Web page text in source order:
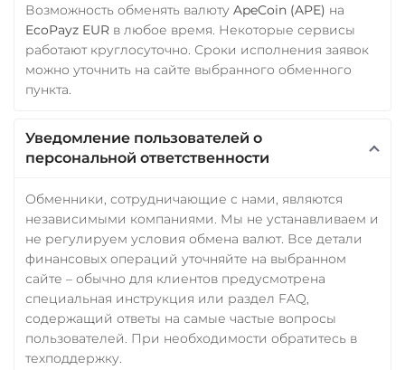
Возможность обменять валюту ApeCoin (APE) на
EcoPayz EUR в любое время. Некоторые сервисы
работают круглосуточно. Сроки исполнения заявок
можно уточнить на сайте выбранного обменного
пункта.
Уведомление пользователей о
персональной ответственности
Обменники, сотрудничающие с нами, являются
независимыми компаниями. Мы не устанавливаем и
не регулируем условия обмена валют. Все детали
финансовых операций уточняйте на выбранном
сайте – обычно для клиентов предусмотрена
специальная инструкция или раздел FAQ,
содержащий ответы на самые частые вопросы
пользователей. При необходимости обратитесь в
техподдержку.